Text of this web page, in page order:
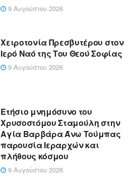
9 Αυγούστου 2026
Χειροτονία Πρεσβυτέρου στον
Ιερό Ναό της Του Θεού Σοφίας
9 Αυγούστου 2026
Ετήσιο μνημόσυνο του
Χρυσοστόμου Σταμούλη στην
Αγία Βαρβάρα Άνω Τούμπας
παρουσία Ιεραρχών και
πλήθους κόσμου
9 Αυγούστου 2026